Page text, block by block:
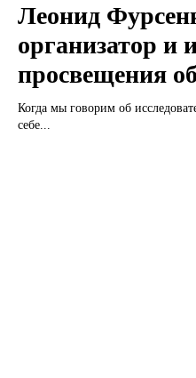
Леонид
организатор и
просвещения
Когда мы говорим об
себе...